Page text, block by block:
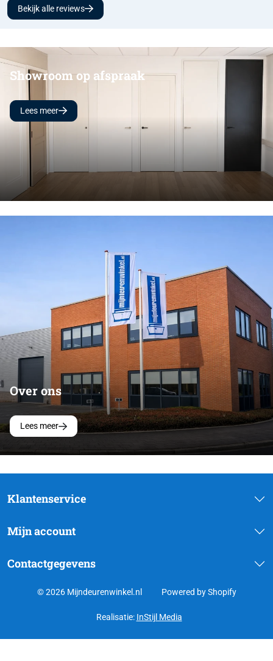
Bekijk alle reviews
Showroom op afspraak
Lees meer
Over ons
Lees meer
Klantenservice
Mijn account
Contactgegevens
© 2026 Mijndeurenwinkel.nl Powered by Shopify
Realisatie: InStijl Media